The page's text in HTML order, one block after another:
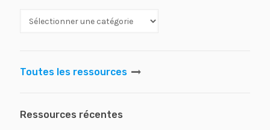
Toutes les ressources
Ressources récentes